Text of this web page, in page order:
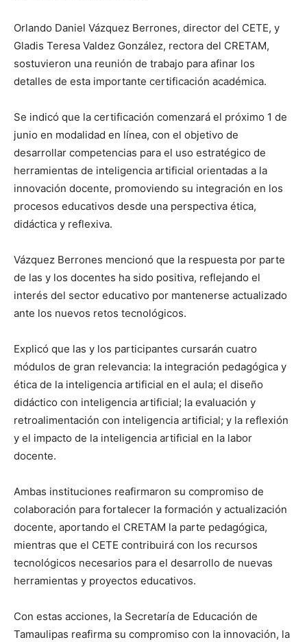
Orlando Daniel Vázquez Berrones, director del CETE, y
Gladis Teresa Valdez González, rectora del CRETAM,
sostuvieron una reunión de trabajo para afinar los
detalles de esta importante certificación académica.
Se indicó que la certificación comenzará el próximo 1 de
junio en modalidad en línea, con el objetivo de
desarrollar competencias para el uso estratégico de
herramientas de inteligencia artificial orientadas a la
innovación docente, promoviendo su integración en los
procesos educativos desde una perspectiva ética,
didáctica y reflexiva.
Vázquez Berrones mencionó que la respuesta por parte
de las y los docentes ha sido positiva, reflejando el
interés del sector educativo por mantenerse actualizado
ante los nuevos retos tecnológicos.
Explicó que las y los participantes cursarán cuatro
módulos de gran relevancia: la integración pedagógica y
ética de la inteligencia artificial en el aula; el diseño
didáctico con inteligencia artificial; la evaluación y
retroalimentación con inteligencia artificial; y la reflexión
y el impacto de la inteligencia artificial en la labor
docente.
Ambas instituciones reafirmaron su compromiso de
colaboración para fortalecer la formación y actualización
docente, aportando el CRETAM la parte pedagógica,
mientras que el CETE contribuirá con los recursos
tecnológicos necesarios para el desarrollo de nuevas
herramientas y proyectos educativos.
Con estas acciones, la Secretaría de Educación de
Tamaulipas reafirma su compromiso con la innovación, la